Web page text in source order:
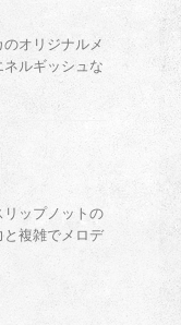
オリジナルメ
ルギッシュな
ップノットの
と複雑でメロデ